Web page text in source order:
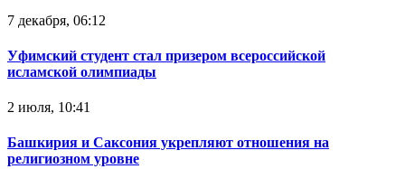
7 декабря, 06:12
Уфимский студент стал призером всероссийской
исламской олимпиады
2 июля, 10:41
Башкирия и Саксония укрепляют отношения на
религиозном уровне